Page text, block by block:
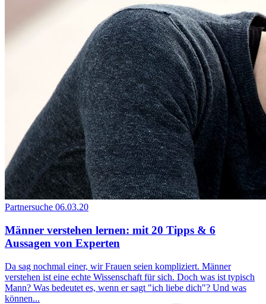
Partnersuche 06.03.20
Männer verstehen lernen: mit 20 Tipps & 6
Aussagen von Experten
Da sag nochmal einer, wir Frauen seien kompliziert. Männer
verstehen ist eine echte Wissenschaft für sich. Doch was ist typisch
Mann? Was bedeutet es, wenn er sagt "ich liebe dich"? Und was
können...